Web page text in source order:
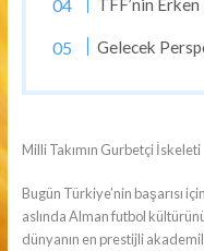
Gelecek
Milli Takımın Gurbetçi İskeleti
Bugün Türkiye’nin başarısı
aslında Alman futbol
dünyanın en prestijli